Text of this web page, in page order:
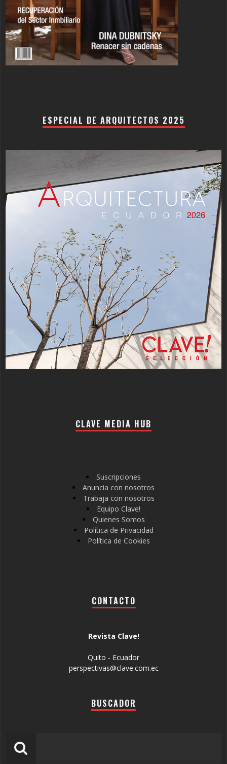
ESPECIAL DE ARQUITECTOS 2025
CLAVE MEDIA HUB
Suscripciones
Anuncia con nosotros
Trabaja con nosotros
Equipo Clave!
Quienes Somos
Política de Privacidad
Política de Cookies
CONTACTO
Revista Clave!
Quito - Ecuador
perspectivas@clave.com.ec
BUSCADOR